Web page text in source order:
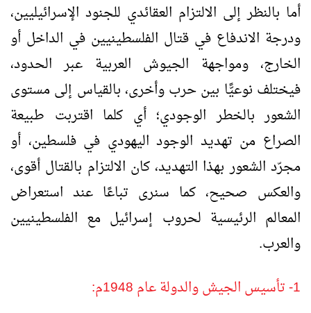
أما بالنظر إلى الالتزام العقائدي للجنود الإسرائيليين،
ودرجة الاندفاع في قتال الفلسطينيين في الداخل أو
الخارج، ومواجهة الجيوش العربية عبر الحدود،
فيختلف نوعيًّا بين حرب وأخرى، بالقياس إلى مستوى
الشعور بالخطر الوجودي؛ أي كلما اقتربت طبيعة
الصراع من تهديد الوجود اليهودي في فلسطين، أو
مجرّد الشعور بهذا التهديد، كان الالتزام بالقتال أقوى،
والعكس صحيح، كما سنرى تباعًا عند استعراض
المعالم الرئيسية لحروب إسرائيل مع الفلسطينيين
والعرب.
1- تأسيس الجيش والدولة عام 1948م: